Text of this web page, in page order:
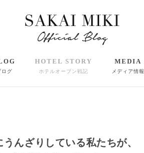
ログ
HOTEL STORY
ホテルオープン戦記
MEDIA
メディア情報
んざりしている私たちが、